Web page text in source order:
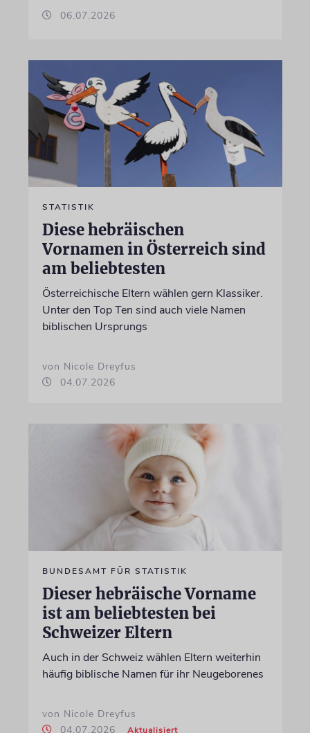
06.07.2026
STATISTIK
Diese hebräischen
Vornamen in Österreich sind
am beliebtesten
Österreichische Eltern wählen gern Klassiker.
Unter den Top Ten sind auch viele Namen
biblischen Ursprungs
von Nicole Dreyfus
04.07.2026
BUNDESAMT FÜR STATISTIK
Dieser hebräische Vorname
ist am beliebtesten bei
Schweizer Eltern
Auch in der Schweiz wählen Eltern weiterhin
häufig biblische Namen für ihr Neugeborenes
von Nicole Dreyfus
04.07.2026
Aktualisiert